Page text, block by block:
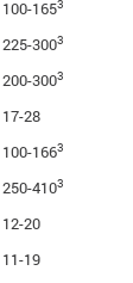
100-1653
225-3003
200-3003
17-28
100-1663
250-4103
12-20
11-19